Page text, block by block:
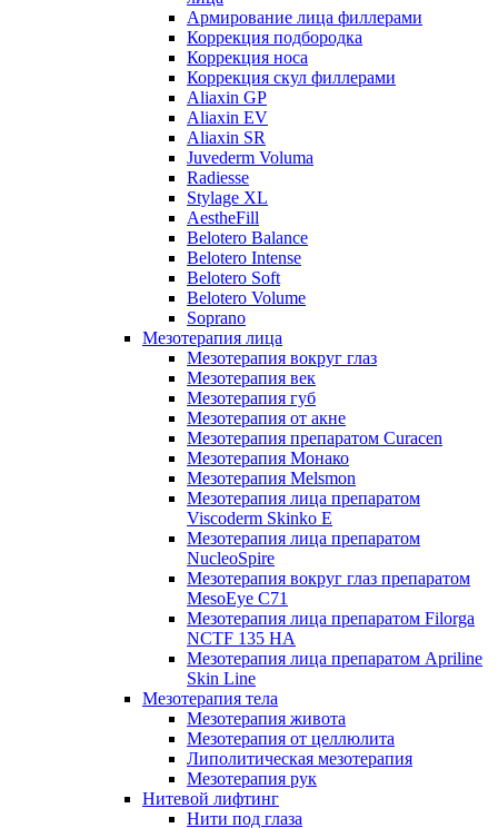
Армирование лица филлерами
Коррекция подбородка
Коррекция носа
Коррекция скул филлерами
Aliaxin GP
Aliaxin EV
Aliaxin SR
Juvederm Voluma
Radiesse
Stylage XL
AestheFill
Belotero Balance
Belotero Intense
Belotero Soft
Belotero Volume
Soprano
Мезотерапия лица
Мезотерапия вокруг глаз
Мезотерапия век
Мезотерапия губ
Мезотерапия от акне
Мезотерапия препаратом Curacen
Мезотерапия Монако
Мезотерапия Melsmon
Мезотерапия лица препаратом
Viscoderm Skinko E
Мезотерапия лица препаратом
NucleoSpire
Мезотерапия вокруг глаз препаратом
MesoEye С71
Мезотерапия лица препаратом Filorga
NCTF 135 HA
Мезотерапия лица препаратом Apriline
Skin Line
Мезотерапия тела
Мезотерапия живота
Мезотерапия от целлюлита
Липолитическая мезотерапия
Мезотерапия рук
Нитевой лифтинг
Нити под глаза